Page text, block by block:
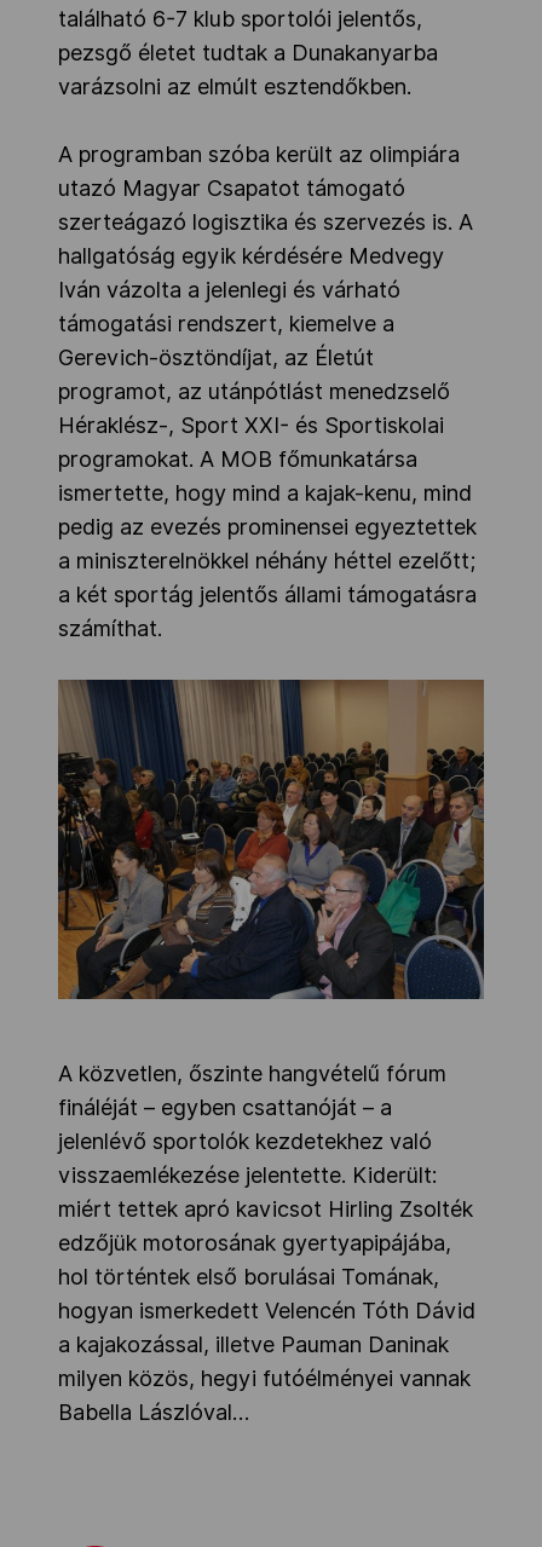
található 6-7 klub sportolói jelentős,
pezsgő életet tudtak a Dunakanyarba
varázsolni az elmúlt esztendőkben.
A programban szóba került az olimpiára
utazó Magyar Csapatot támogató
szerteágazó logisztika és szervezés is. A
hallgatóság egyik kérdésére Medvegy
Iván vázolta a jelenlegi és várható
támogatási rendszert, kiemelve a
Gerevich-ösztöndíjat, az Életút
programot, az utánpótlást menedzselő
Héraklész-, Sport XXI- és Sportiskolai
programokat. A MOB főmunkatársa
ismertette, hogy mind a kajak-kenu, mind
pedig az evezés prominensei egyeztettek
a miniszterelnökkel néhány héttel ezelőtt;
a két sportág jelentős állami támogatásra
számíthat.
A közvetlen, őszinte hangvételű fórum
fináléját – egyben csattanóját – a
jelenlévő sportolók kezdetekhez való
visszaemlékezése jelentette. Kiderült:
miért tettek apró kavicsot Hirling Zsolték
edzőjük motorosának gyertyapipájába,
hol történtek első borulásai Tomának,
hogyan ismerkedett Velencén Tóth Dávid
a kajakozással, illetve Pauman Daninak
milyen közös, hegyi futóélményei vannak
Babella Lászlóval…